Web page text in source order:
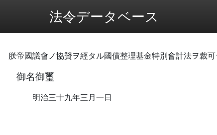
法令データベース
朕帝國議會ノ協贊ヲ經タル國債整理基金特別會計法ヲ裁
御名御璽
明治三十九年三月一日